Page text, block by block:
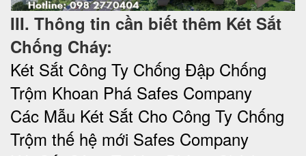
III. Thông tin cần biết thêm Két Sắt
Chống Cháy:
Két Sắt Công Ty Chống Đập Chống
Trộm Khoan Phá Safes Company
Các Mẫu Két Sắt Cho Công Ty Chống
Trộm thế hệ mới Safes Company